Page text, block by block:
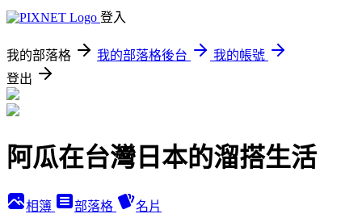
登入
我的部落格 我的部落格後台
我的帳號
登出
阿瓜在台灣日本的溜搭生活
相簿 部落格 名片